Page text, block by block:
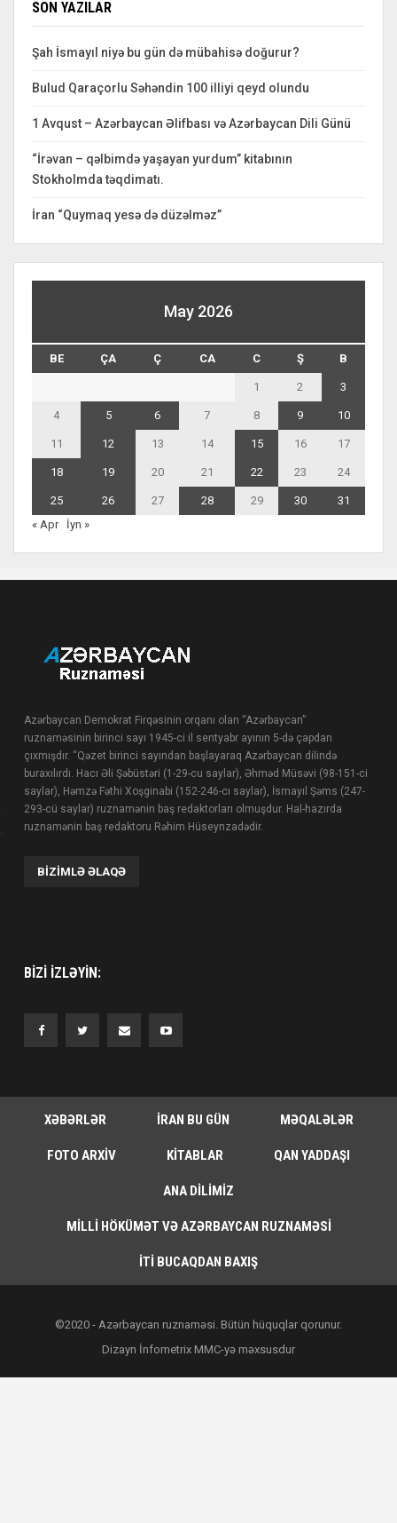
SON YAZILAR
Şah İsmayıl niyə bu gün də mübahisə doğurur?
Bulud Qaraçorlu Səhəndin 100 illiyi qeyd olundu
1 Avqust – Azərbaycan Əlifbası və Azərbaycan Dili Günü
“İrəvan – qəlbimdə yaşayan yurdum” kitabının
Stokholmda təqdimatı.
İran “Quymaq yesə də düzəlməz”
May 2026
BE ÇA Ç CA C Ş B
1 2 3
4 5 6 7 8 9 10
11 12 13 14 15 16 17
18 19 20 21 22 23 24
25 26 27 28 29 30
31
« Apr
İyn »
Azərbaycan Demokrat Firqəsinin orqanı olan “Azərbaycan”
ruznaməsinin birinci sayı 1945-ci il sentyabr ayının 5-də çapdan
çıxmışdır. “Qəzet birinci sayından başlayaraq Azərbaycan dilində
buraxılırdı. Hacı Əli Şəbüstəri (1-29-cu saylar), Əhməd Müsəvi (98-151-ci
saylar), Həmzə Fəthi Xoşginabi (152-246-cı saylar), İsmayıl Şəms (247-
293-cü saylar) ruznamənin baş redaktorları olmuşdur. Hal-hazırda
ruznamənin baş redaktoru Rəhim Hüseynzadədir.
BIZIMLƏ ƏLAQƏ
BIZI IZLƏYIN:
XƏBƏRLƏR İRAN BU GÜN MƏQALƏLƏR
FOTO ARXIV KITABLAR QAN YADDAŞI
ANA DILIMIZ
MILLI HÖKÜMƏT VƏ AZƏRBAYCAN RUZNAMƏSI
İTI BUCAQDAN BAXIŞ
©2020 - Azərbaycan ruznaməsi. Bütün hüquqlar qorunur.
Dizayn İnfometrix MMC-yə məxsusdur